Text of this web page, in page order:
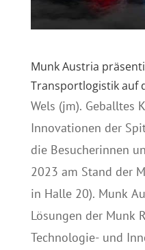
Munk Austria
Transportlogistik auf
Wels (jm). Geballtes
Innovationen der
die Besucherinnen
2023 am Stand der
in Halle 20). Munk
Lösungen der Munk
Technologie- und